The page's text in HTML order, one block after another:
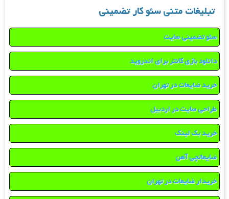
تبلیغات متنی سئو کار تضمینی
سئو تضمینی سایت
دانلود بازی کانتر برای اندروید
خرید ضایعات در تهران
طراحی سایت در اردبیل
خرید بک لینک
ضایعاتچی آهن
خریدار ضایعات در تهران